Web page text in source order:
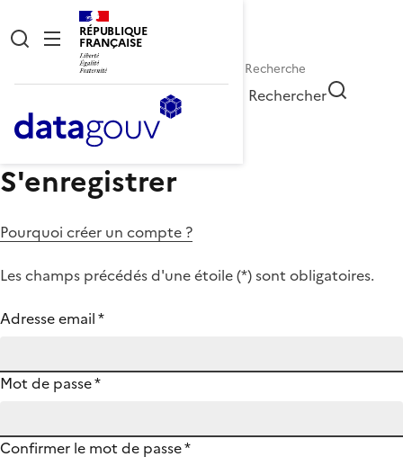
RÉPUBLIQUE
FRANÇAISE
Rechercher
S'enregistrer
Pourquoi créer un compte ?
Les champs précédés d'une étoile (*) sont obligatoires.
Adresse email*
Mot de passe*
Confirmer le mot de passe*